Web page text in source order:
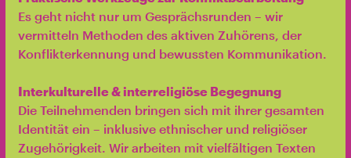
Es geht nicht nur um Gesprächsrunden – wir
vermitteln Methoden des aktiven Zuhörens, der
Konflikterkennung und bewussten Kommunikation.
Interkulturelle & interreligiöse Begegnung
Die Teilnehmenden bringen sich mit ihrer gesamten
Identität ein – inklusive ethnischer und religiöser
Zugehörigkeit. Wir arbeiten mit vielfältigen Texten